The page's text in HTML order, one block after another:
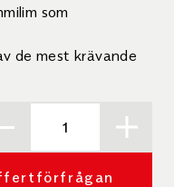
som
de mest krävande